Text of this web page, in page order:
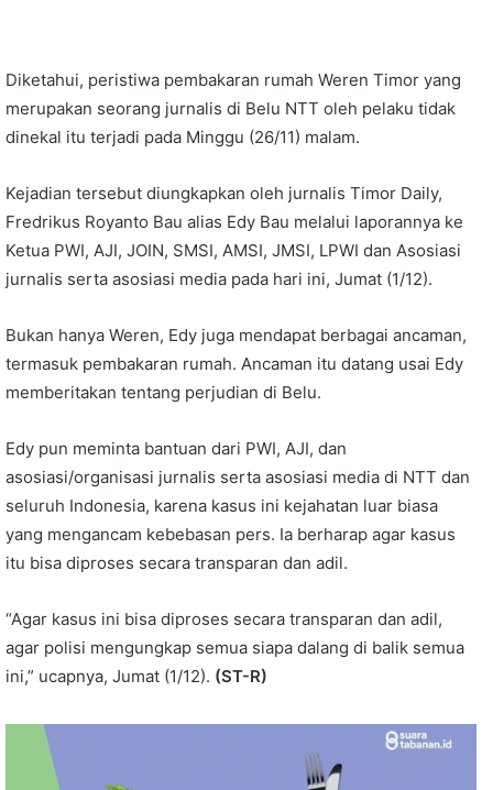
Diketahui, peristiwa pembakaran rumah Weren Timor yang
merupakan seorang jurnalis di Belu NTT oleh pelaku tidak
dinekal itu terjadi pada Minggu (26/11) malam.
Kejadian tersebut diungkapkan oleh jurnalis Timor Daily,
Fredrikus Royanto Bau alias Edy Bau melalui laporannya ke
Ketua PWI, AJI, JOIN, SMSI, AMSI, JMSI, LPWI dan Asosiasi
jurnalis serta asosiasi media pada hari ini, Jumat (1/12).
Bukan hanya Weren, Edy juga mendapat berbagai ancaman,
termasuk pembakaran rumah. Ancaman itu datang usai Edy
memberitakan tentang perjudian di Belu.
Edy pun meminta bantuan dari PWI, AJI, dan
asosiasi/organisasi jurnalis serta asosiasi media di NTT dan
seluruh Indonesia, karena kasus ini kejahatan luar biasa
yang mengancam kebebasan pers. Ia berharap agar kasus
itu bisa diproses secara transparan dan adil.
“Agar kasus ini bisa diproses secara transparan dan adil,
agar polisi mengungkap semua siapa dalang di balik semua
ini,” ucapnya, Jumat (1/12). (ST-R)